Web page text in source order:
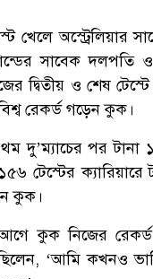
খেলে অস্ট্রেলিয়ার
সাবেক দলপতি ও
দ্বিতীয় ও শেষ
রেকর্ড গড়েন কুক।
দু’ম্যাচের পর
টেস্টের ক্যারিয়ারে
কুক।
কুক নিজের রেকর্ড
‘আমি কখনও